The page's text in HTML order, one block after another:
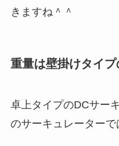
きますね＾＾
重量は壁掛けタイ
卓上タイプのDCサー
のサーキュレーターで